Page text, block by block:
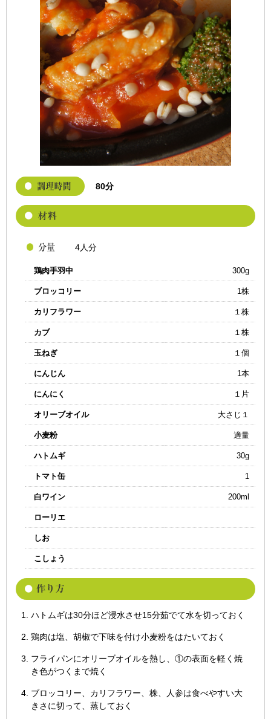
80分
4人分
鶏肉手羽中 300g
ブロッコリー 1株
カリフラワー １株
カブ １株
玉ねぎ １個
にんじん 1本
にんにく １片
オリーブオイル 大さじ１
小麦粉 適量
ハトムギ 30g
トマト缶 1
白ワイン 200ml
ローリエ
しお
こしょう
ハトムギは30分ほど浸水させ15分茹でて水を切っておく
鶏肉は塩、胡椒で下味を付け小麦粉をはたいておく
フライパンにオリーブオイルを熱し、①の表面を軽く焼
き色がつくまで焼く
ブロッコリー、カリフラワー、株、人参は食べやすい大
きさに切って、蒸しておく